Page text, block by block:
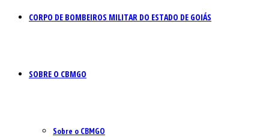
CORPO DE BOMBEIROS MILITAR DO ESTADO DE GOIÁS
SOBRE O CBMGO
Sobre o CBMGO